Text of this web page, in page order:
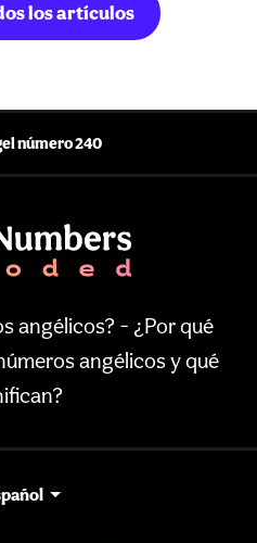
los artículos
número 240
angélicos? - ¿Por qué
angélicos y qué